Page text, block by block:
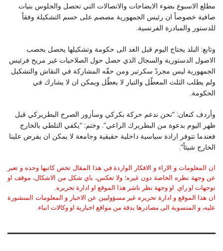
مطلع الاسبوع بضوء الايضاحات والاتصالات التي تحصل والجلوس بنيات
صافية خصوصاً ان رئيس الجمهورية مصصم على حسم التشكيلة وفقاً
للدستور والمبادرة الفرنسية.
وتابع: البلد يحتاج اليوم قبل الغد الى حكومة وتشكيلها يحصل بحصب
الاصول الدستورية والسجال الذي حصل حول الصلاحيات غير مريح فرئيس
الجمهورية ليس مجردّ سكرتير ومن حقّه المشاركة في النقاش والتشكيل
ولم يطلب الثلث المعطّل والتيار لا يعطّل ويمكن ان لا يشارك في
الحكومة.
وأردف كنعان: “نحن ندعم حركة بكركي وسأزور الصرح البطريركي قبل
ظهر اليوم بدعوة من البطريرك الراعي”. وختم: “يكفي التلطي بالخارج
فعندما تتوفر ارادة سياسية داخلية حقيقية وجامعة لا يمكن ان يفرض علينا
الخارج شيئاً”.
ان المعلومات و الاراء و الافكار الواردة في هذا المقال تخص كاتبها وحده و تعبر
عن وجهة نظره الخاصة دون غيره؛ ولا تعكس، باي شكل من الاشكال، موقف او
توجهات او راي او وجهة نظر ناشر هذا الموقع او ادارة تحريره.
ان هذا الموقع و ادارة تحريره غير مسؤوليين عن الاخبار و المعلومات المنشورة
عليه، و المنسوبة الى مصادرها بدقة من مواقع اخبارية او وكالات انباء.